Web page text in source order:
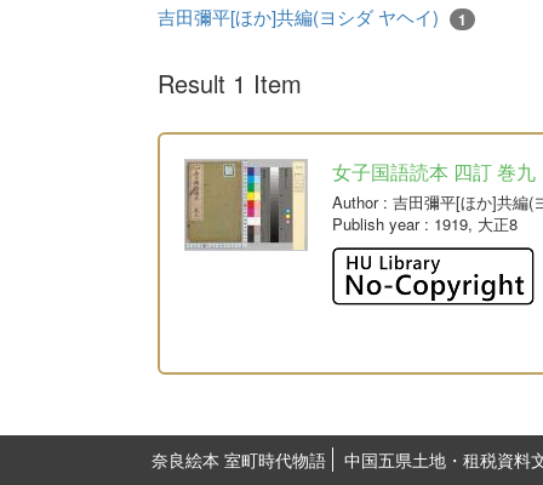
吉田彌平[ほか]共編(ヨシダ ヤヘイ) 1
Result 1 Item
女子国語読本 四訂 巻九
Author: 吉田彌平[ほか]共編
Publish year: 1919, 大正8
奈良絵本 室町時代物語
中国五県土地・租税資料